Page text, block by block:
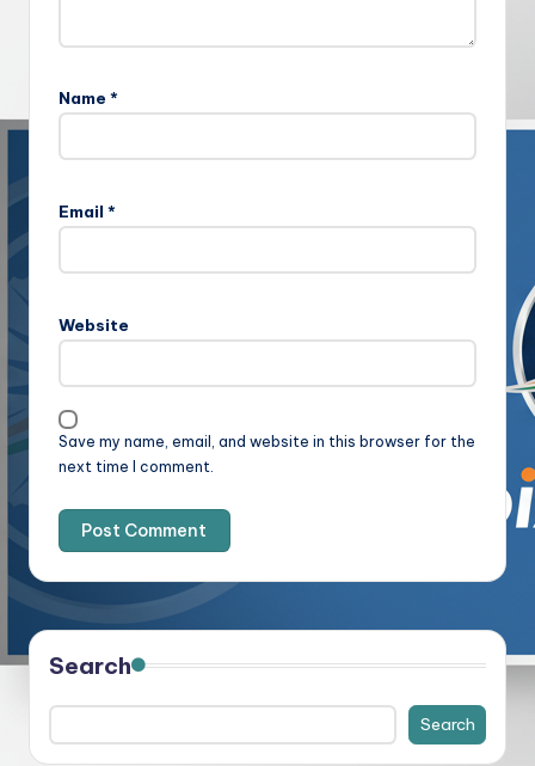
Name *
Email *
Website
Save my name, email, and website in this browser for the
next time I comment.
Search
Search